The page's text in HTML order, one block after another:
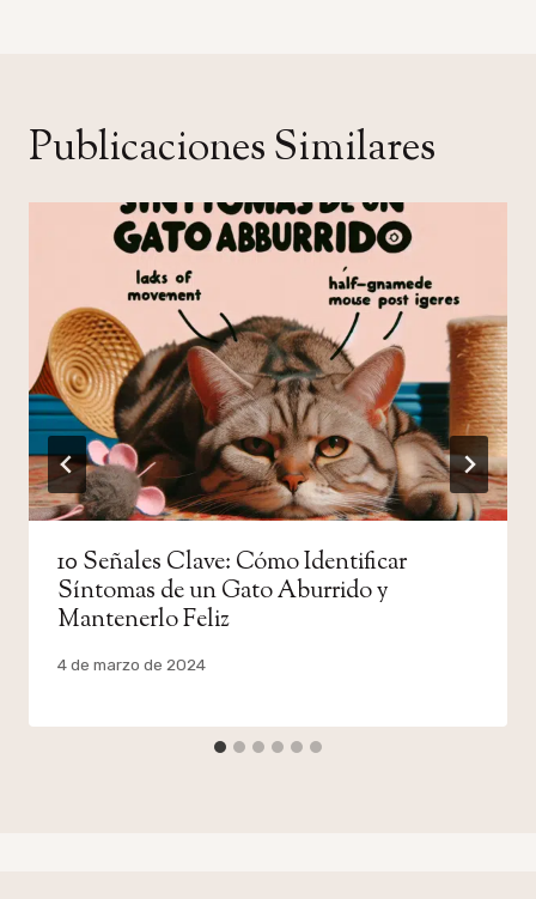
Publicaciones Similares
10 Señales Clave: Cómo Identificar
Síntomas de un Gato Aburrido y
Mantenerlo Feliz
Por
4 de marzo de 2024